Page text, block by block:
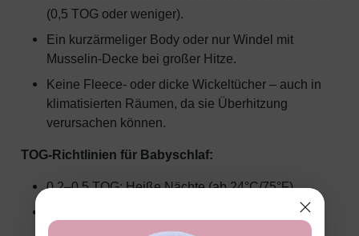
(0,5 TOG oder weniger).
Ein kurzärmeliger Body oder nur Windel mit
Musselin-Decke bei großer Hitze.
Keine Fleece- oder dicke Wickeltücher – auch in
klimatisierten Räumen, da sie Überhitzung
verursachen können.
TOG-Richtlinien für Babyschlaf:
0,2–0,5 TOG: Heiße Nächte (ab 24°C/75°F)